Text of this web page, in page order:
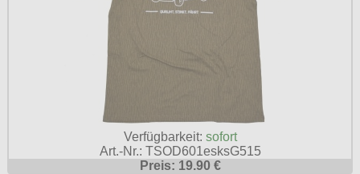
Verfügbarkeit: sofort
Art.-Nr.: TSOD601esksG515
Preis: 19.90 €